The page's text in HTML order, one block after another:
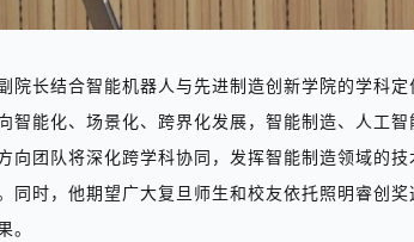
院长结合智能机器人与先进制造创新学院的学科
智能化、场景化、跨界化发展，智能制造、人工
向团队将深化跨学科协同，发挥智能制造领域的
同时，他期望广大复旦师生和校友依托照明睿创
。